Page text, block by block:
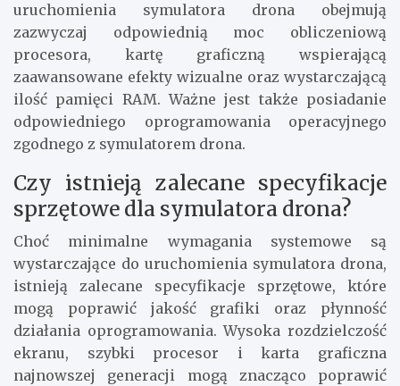
uruchomienia symulatora drona obejmują
zazwyczaj odpowiednią moc obliczeniową
procesora, kartę graficzną wspierającą
zaawansowane efekty wizualne oraz wystarczającą
ilość pamięci RAM. Ważne jest także posiadanie
odpowiedniego oprogramowania operacyjnego
zgodnego z symulatorem drona.
Czy istnieją zalecane specyfikacje
sprzętowe dla symulatora drona?
Choć minimalne wymagania systemowe są
wystarczające do uruchomienia symulatora drona,
istnieją zalecane specyfikacje sprzętowe, które
mogą poprawić jakość grafiki oraz płynność
działania oprogramowania. Wysoka rozdzielczość
ekranu, szybki procesor i karta graficzna
najnowszej generacji mogą znacząco poprawić